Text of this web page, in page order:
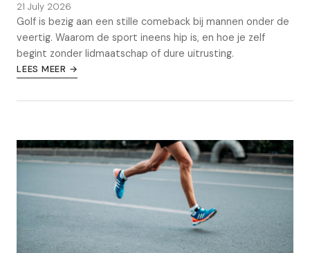
21 July 2026
Golf is bezig aan een stille comeback bij mannen onder de
veertig. Waarom de sport ineens hip is, en hoe je zelf
begint zonder lidmaatschap of dure uitrusting.
LEES MEER →